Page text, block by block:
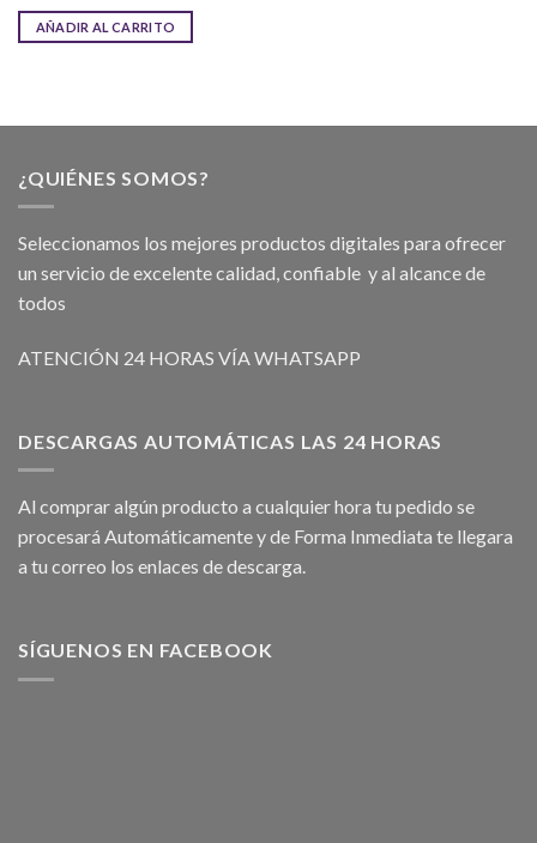
AÑADIR AL CARRITO
¿QUIÉNES SOMOS?
Seleccionamos los mejores productos digitales para ofrecer
un servicio de excelente calidad, confiable y al alcance de
todos
ATENCIÓN 24 HORAS VÍA WHATSAPP
DESCARGAS AUTOMÁTICAS LAS 24 HORAS
Al comprar algún producto a cualquier hora tu pedido se
procesará Automáticamente y de Forma Inmediata te llegara
a tu correo los enlaces de descarga.
SÍGUENOS EN FACEBOOK